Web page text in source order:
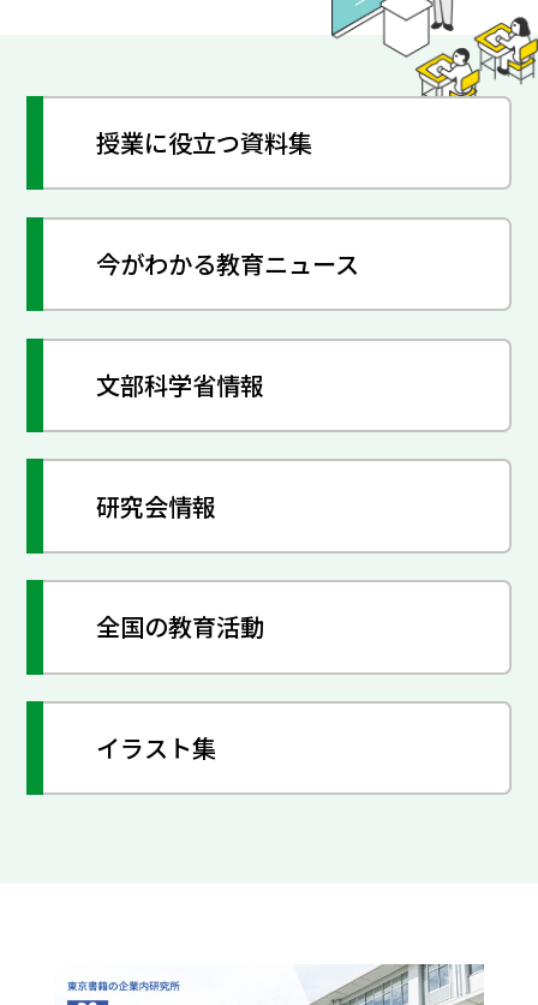
授業に役立つ資料集
今がわかる教育ニュース
文部科学省情報
研究会情報
全国の教育活動
イラスト集